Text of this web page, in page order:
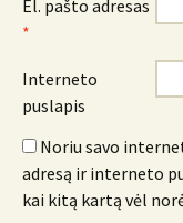
El. pašto adresas
*
Interneto
puslapis
Noriu savo
adresą ir interneto
kai kitą kartą vėl